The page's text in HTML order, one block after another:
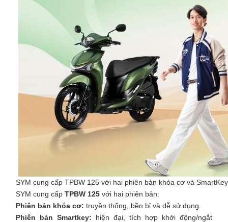
SYM cung cấp TPBW 125 với hai phiên bản khóa cơ và SmartKey
SYM cung cấp TPBW 125với hai phiên bản:
Phiên bản khóa cơ: truyền thống, bền bỉ và dễ sử dụng.
Phiên bản Smartkey: hiện đại, tích hợp khởi động/ngắt